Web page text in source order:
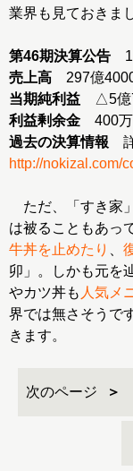
業界も見ておきま
第46期決算公告
売上高 297億
当期純利益
利益剰余金
過去の決算情報
http://nokizal.com/
ただ、「すき家
は被ることもあっ
牛丼を止めたり
卯」。しかも元を
やカツ丼も 人気メ
界では無さそうで
きます。
次のページ